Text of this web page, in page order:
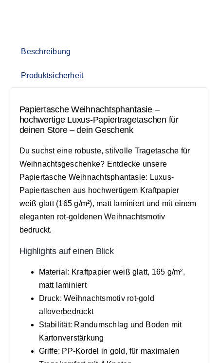
Beschreibung
Produktsicherheit
Papiertasche Weihnachtsphantasie –
hochwertige Luxus-Papiertragetaschen für
deinen Store – dein Geschenk
Du suchst eine robuste, stilvolle Tragetasche für
Weihnachtsgeschenke? Entdecke unsere
Papiertasche Weihnachtsphantasie: Luxus-
Papiertaschen aus hochwertigem Kraftpapier
weiß glatt (165 g/m²), matt laminiert und mit einem
eleganten rot-goldenen Weihnachtsmotiv
bedruckt.
Highlights auf einen Blick
Material: Kraftpapier weiß glatt, 165 g/m²,
matt laminiert
Druck: Weihnachtsmotiv rot-gold
alloverbedruckt
Stabilität: Randumschlag und Boden mit
Kartonverstärkung
Griffe: PP-Kordel in gold, für maximalen